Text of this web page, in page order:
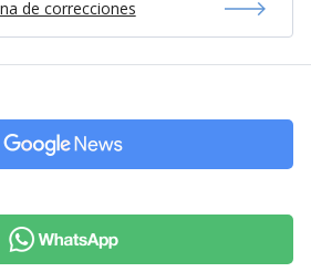
de correcciones